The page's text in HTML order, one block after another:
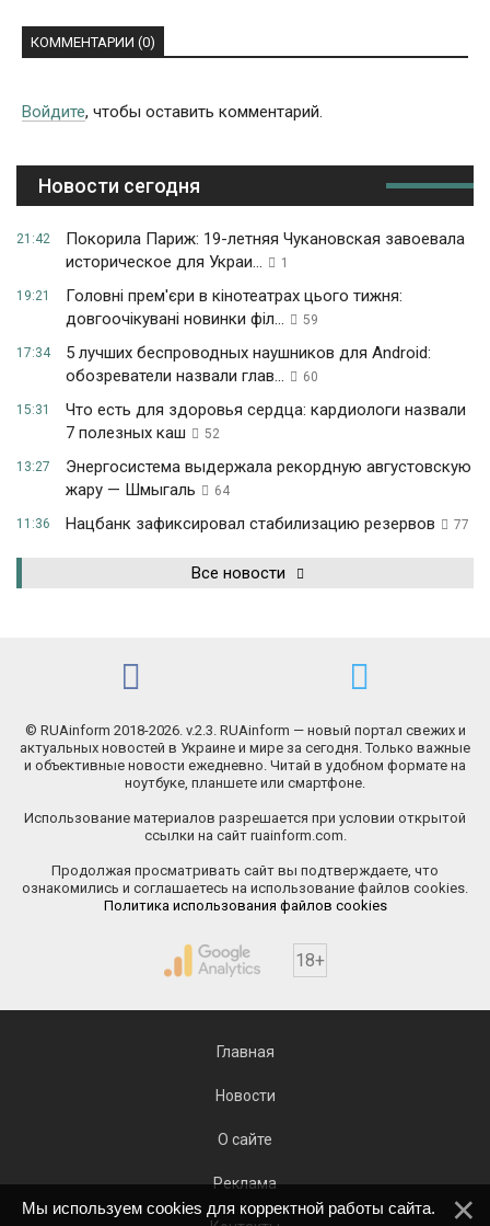
КОММЕНТАРИИ (0)
Войдите, чтобы оставить комментарий.
Новости сегодня
21:42
Покорила Париж: 19-летняя Чукановская завоевала
историческое для Украи...
1
19:21
Головні прем'єри в кінотеатрах цього тижня:
довгоочікувані новинки філ...
59
17:34
5 лучших беспроводных наушников для Android:
обозреватели назвали глав...
60
15:31
Что есть для здоровья сердца: кардиологи назвали
7 полезных каш
52
13:27
Энергосистема выдержала рекордную августовскую
жару — Шмыгаль
64
11:36 Нацбанк зафиксировал стабилизацию резервов 77
Все новости
© RUAinform 2018-2026. v.2.3. RUAinform — новый портал свежих и
актуальных новостей в Украине и мире за сегодня. Только важные
и объективные новости ежедневно. Читай в удобном формате на
ноутбуке, планшете или смартфоне.
Использование материалов разрешается при условии открытой
ссылки на сайт ruainform.com.
Продолжая просматривать сайт вы подтверждаете, что
ознакомились и соглашаетесь на использование файлов cookies.
Политика использования файлов cookies
18+
Главная
Новости
О сайте
Реклама
Мы используем cookies для корректной работы сайта.